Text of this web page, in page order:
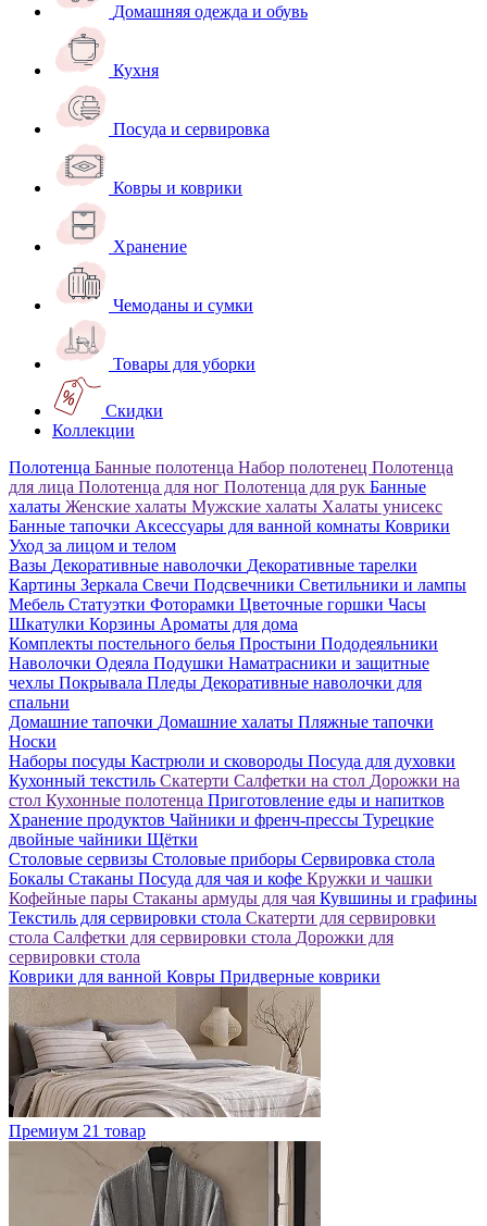
Домашняя одежда и обувь
Кухня
Посуда и сервировка
Ковры и коврики
Хранение
Чемоданы и сумки
Товары для уборки
Скидки
Коллекции
Полотенца Банные полотенца Набор полотенец Полотенца
для лица Полотенца для ног Полотенца для рук Банные
халаты Женские халаты Мужские халаты Халаты унисекс
Банные тапочки Аксессуары для ванной комнаты Коврики
Уход за лицом и телом
Вазы Декоративные наволочки Декоративные тарелки
Картины Зеркала Свечи Подсвечники Светильники и лампы
Мебель Статуэтки Фоторамки Цветочные горшки Часы
Шкатулки Корзины Ароматы для дома
Комплекты постельного белья Простыни Пододеяльники
Наволочки Одеяла Подушки Наматрасники и защитные
чехлы Покрывала Пледы Декоративные наволочки для
спальни
Домашние тапочки Домашние халаты Пляжные тапочки
Носки
Наборы посуды Кастрюли и сковороды Посуда для духовки
Кухонный текстиль Скатерти Салфетки на стол Дорожки на
стол Кухонные полотенца Приготовление еды и напитков
Хранение продуктов Чайники и френч-прессы Турецкие
двойные чайники Щётки
Столовые сервизы Столовые приборы Сервировка стола
Бокалы Стаканы Посуда для чая и кофе Кружки и чашки
Кофейные пары Стаканы армуды для чая Кувшины и графины
Текстиль для сервировки стола Скатерти для сервировки
стола Салфетки для сервировки стола Дорожки для
сервировки стола
Коврики для ванной Ковры Придверные коврики
Премиум 21 товар